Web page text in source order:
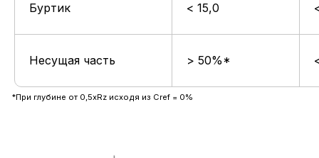
Буртик < 15,0
Несущая часть > 50%*